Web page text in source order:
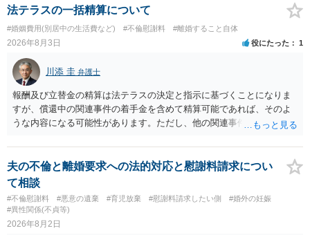
よいと思います。 ただ．慰謝料額については，婚姻破綻に至っていな
いとして，この点を考慮されることになるかもしれません。 ②夫との
今後のことを考えて書いてもらうか否かを検討するのがよいと思いま
す。今ある証拠以上のことを証明（証明力を強めることも含む）でき
るのであれば，前向きに検討を進めるという考え方でもよいでしょ
う。慰謝料請求としては証拠として使えることが前提であり，その価
値と夫との関係との均衡のように思います。 ③行政書士に委任をして
いるのであれば，どのような内容の委任なのか不明ですが，その行政
書士との協議になると思います。請求するか，訴訟にするか，その点
の見極めや，相手方は性交類似行為は認めているのか，それさえも否
定しているのかによって，考え方・進め方は変わってくると思いま
す。 ④性交類似行為を認めているにもかかわらず支払を拒否するので
あれば，本人（行政書士でも同じだと思います。）への対応ではあま
り変わらないように思います。減額で折り合えるなら本人様の交渉で
もよいように思いますが，ゼロかどうかの観点であれば，訴訟に進む
しかなくなるようにも思います。そうしますと，お近くの弁護士に相
談して進めることを検討した方がよいようにも思います。
法テラスの一括精算について
#婚姻費用(別居中の生活費など) #不倫慰謝料 #離婚すること自体
2026年8月3日 役にたった 1
川添 圭 弁護士
報酬及び立替金の精算は法テラスの決定と指示に基づくことになりま
すが、償還中の関連事件の着手金を含めて精算可能であれば、そのよ
うな内容になる可能性があります。ただし、他の関連事件でも相手方
情によって対応が違いますので、法テラスへお尋ねいただいた方が確
実です。
夫の不倫と離婚要求への法的対応と慰謝料請求につい
て相談
#不倫慰謝料 #悪意の遺棄 #育児放棄 #慰謝料請求したい側
#婚外の妊娠
#異性関係(不貞等)
2026年8月2日